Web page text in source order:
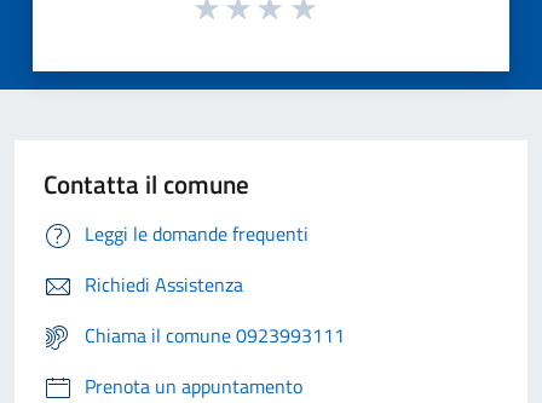
Contatta il comune
Leggi le domande frequenti
Richiedi Assistenza
Chiama il comune 0923993111
Prenota un appuntamento